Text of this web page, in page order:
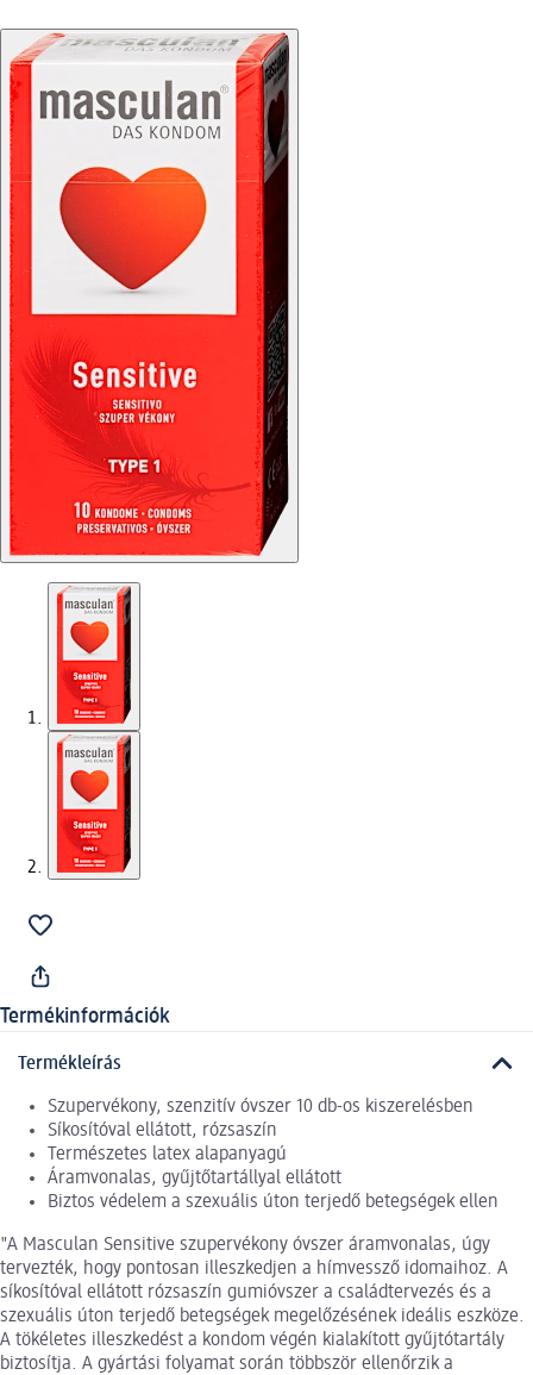
Termékinformációk
Termékleírás
Szupervékony, szenzitív óvszer 10 db-os kiszerelésben
Síkosítóval ellátott, rózsaszín
Természetes latex alapanyagú
Áramvonalas, gyűjtőtartállyal ellátott
Biztos védelem a szexuális úton terjedő betegségek ellen
"A Masculan Sensitive szupervékony óvszer áramvonalas, úgy
tervezték, hogy pontosan illeszkedjen a hímvessző idomaihoz. A
síkosítóval ellátott rózsaszín gumióvszer a családtervezés és a
szexuális úton terjedő betegségek megelőzésének ideális eszköze.
A tökéletes illeszkedést a kondom végén kialakított gyűjtótartály
biztosítja. A gyártási folyamat során többször ellenőrzik a